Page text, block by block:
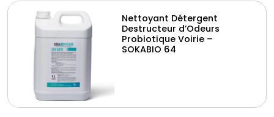
Nettoyant Détergent
Destructeur d’Odeurs
Probiotique Voirie –
SOKABIO 64